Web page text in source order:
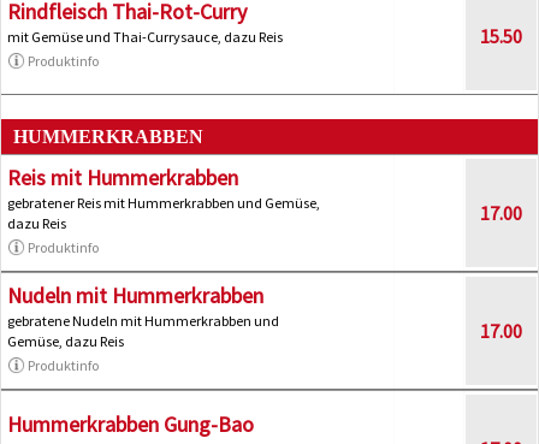
Rindfleisch Thai-Rot-Curry
mit Gemüse und Thai-Currysauce, dazu Reis
Produktinfo
15.50
HUMMERKRABBEN
Reis mit Hummerkrabben
gebratener Reis mit Hummerkrabben und Gemüse,
dazu Reis
Produktinfo
17.00
Nudeln mit Hummerkrabben
gebratene Nudeln mit Hummerkrabben und
Gemüse, dazu Reis
Produktinfo
17.00
Hummerkrabben Gung-Bao